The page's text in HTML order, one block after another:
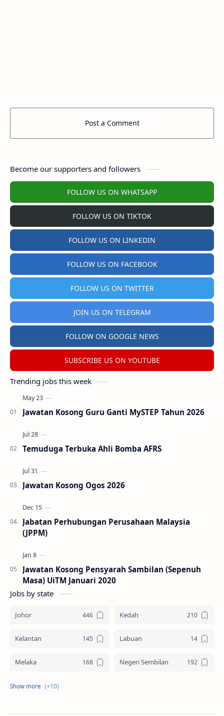
Post a Comment
Become our supporters and followers
FOLLOW US ON WHATSAPP
FOLLOW US ON TIKTOK
FOLLOW US ON LINKEDIN
FOLLOW US ON FACEBOOK
FOLLOW US ON TWITTER
JOIN US ON TELEGRAM
FOLLOW ON GOOGLE NEWS
SUBSCRIBE US ON YOUTUBE
Trending jobs this week
Jawatan Kosong Guru Ganti MySTEP Tahun 2026
Temuduga Terbuka Ahli Bomba AFRS
Jawatan Kosong Ogos 2026
Jabatan Perhubungan Perusahaan Malaysia
(JPPM)
Jawatan Kosong Pensyarah Sambilan (Sepenuh
Masa) UiTM Januari 2020
Jobs by state
Johor Kedah
Kelantan Labuan
Melaka Negeri Sembilan
Pahang